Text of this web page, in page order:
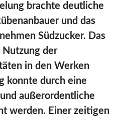
brachte deutliche
und das
Südzucker. Das
der
in den Werken
konnte durch eine
außerordentliche
werden. Einer zeitigen